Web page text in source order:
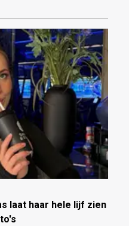
laat haar hele lijf zien